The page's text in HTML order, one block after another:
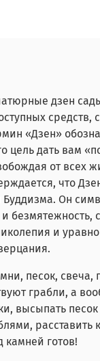
дзен
средств,
«Дзен»
цель дать вам
от всех
что
Буддизма. Он
безмятежность,
и
песок, свеча,
грабли, а
высыпать песок
камней готов!